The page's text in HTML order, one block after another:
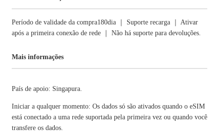
Período de validade da compra180dia ｜ Suporte recarga ｜ Ativar
após a primeira conexão de rede ｜ Não há suporte para devoluções.
Mais informações
País de apoio: Singapura.
Iniciar a qualquer momento: Os dados só são ativados quando o eSIM
está conectado a uma rede suportada pela primeira vez ou quando você
transfere os dados.